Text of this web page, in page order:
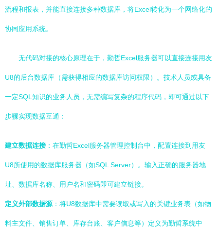
流程和报表，并能直接连接多种数据库，将Excel转化为一个网络化的
协同应用系统。
无代码对接的核心原理在于，勤哲Excel服务器可以直接连接用友
U8的后台数据库（需获得相应的数据库访问权限）。技术人员或具备
一定SQL知识的业务人员，无需编写复杂的程序代码，即可通过以下
步骤实现数据互通：
建立数据连接 ：在勤哲Excel服务器管理控制台中，配置连接到用友
U8所使用的数据库服务器（如SQL Server）。输入正确的服务器地
址、数据库名称、用户名和密码即可建立链接。
定义外部数据源 ：将U8数据库中需要读取或写入的关键业务表（如物
料主文件、销售订单、库存台账、客户信息等）定义为勤哲系统中